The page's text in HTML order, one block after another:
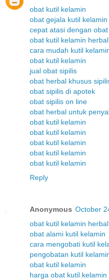
obat kutil kelamin
obat gejala kutil kelamin
cepat atasi dengan
obat kutil kelamin herbal
cara mudah kutil
obat kutil kelamin
jual obat sipilis
obat herbal khusus
obat sipilis di apotek
obat sipilis on line
obat herbal untuk
obat kutil kelamin
obat kutil kelamin
obat kutil kelamin
obat kutil kelamin
obat kutil kelamin
Reply
Anonymous October
obat kutil kelamin
obat alami kutil kelamin
cara mengobati kutil
pengobatan kutil
obat kutil kelamin
harga obat kutil kelamin